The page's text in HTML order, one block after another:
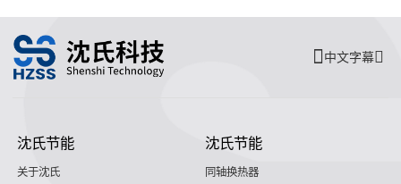
中文字幕
沈氏节能
关于沈氏
沈氏节能
同轴换热器